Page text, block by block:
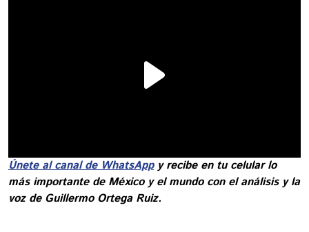
Únete al canal de WhatsAppy recibe en tu celular lo
más importante de México y el mundo con el análisis y la
voz de Guillermo Ortega Ruiz.